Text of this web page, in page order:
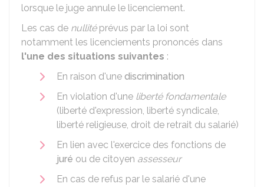
lorsque le juge annule le licenciement.
Les cas de nullitéprévus par la loi sont
notamment les licenciements prononcés dans
l'une des situations suivantes :
En raison d'une discrimination
En violation d'une liberté fondamentale
(liberté d'expression, liberté syndicale,
liberté religieuse, droit de retrait du salarié)
En lien avec l'exercice des fonctions de
juré ou de citoyen assesseur
En cas de refus par le salarié d'une